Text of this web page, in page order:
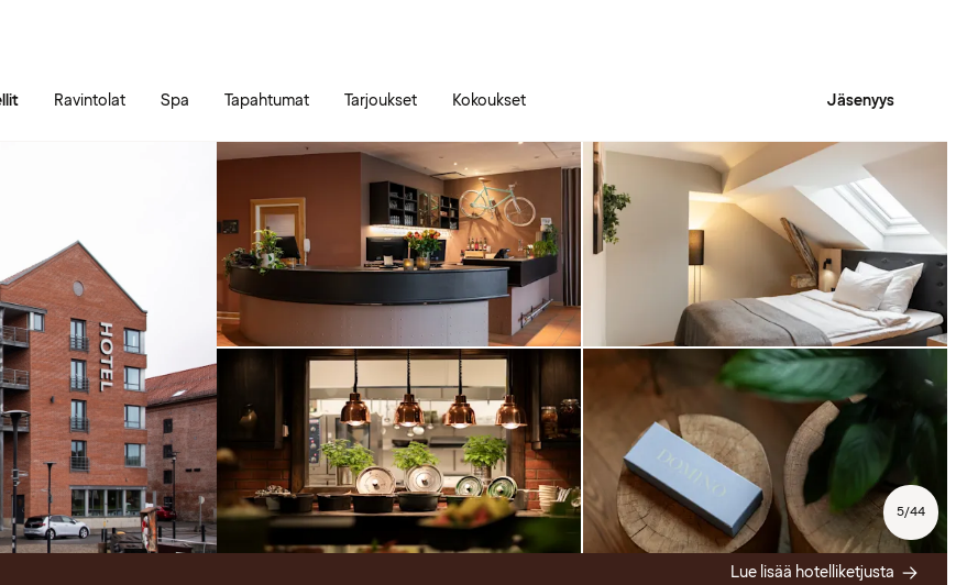
Ravintolat Spa Tapahtumat Tarjoukset Kokoukset Jäsenyys
5/44
Lue lisää hotelliketjusta